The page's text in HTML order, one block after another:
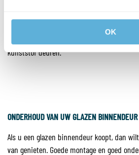
OK
tot serre of tuin of als tussendeur van
kunststof deuren.
ONDERHOUD VAN UW GLAZEN BINNENDEUR
Als u een glazen binnendeur koopt, dan
van genieten. Goede montage en goed